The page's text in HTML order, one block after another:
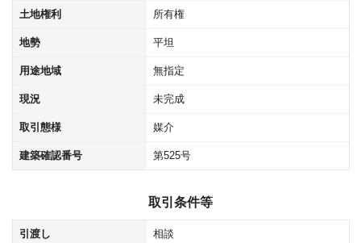
土地権利 所有権
地勢 平坦
用途地域 無指定
現況 未完成
取引態様 媒介
建築確認番号 第525号
取引条件等
引渡し 相談